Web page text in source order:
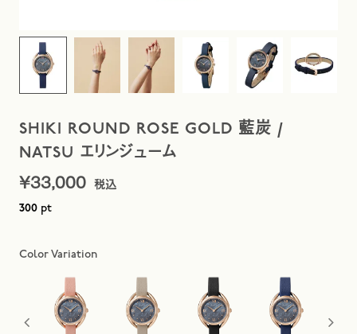
SHIKI ROUND ROSE GOLD 藍炭 /
NATSU エリンジューム
¥33,000
300 pt